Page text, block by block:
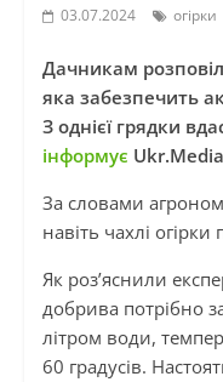
03.07.2024 огірки
Дачникам
яка забезпечить
З однієї грядки
інформує
За словами
навіть чахлі огірки
Як роз’яснили
добрива потрібно
літром води,
60 градусів.